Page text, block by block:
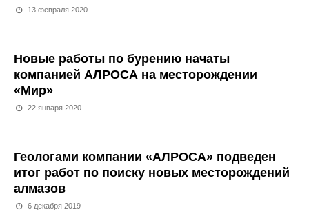
13 февраля 2020
Новые работы по бурению начаты
компанией АЛРОСА на месторождении
«Мир»
22 января 2020
Геологами компании «АЛРОСА» подведен
итог работ по поиску новых месторождений
алмазов
6 декабря 2019